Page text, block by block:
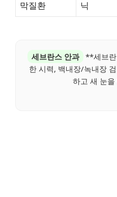
막질환
닉
세브란스 안과 **세브
한 시력, 백내장/녹내장
하고 새 눈